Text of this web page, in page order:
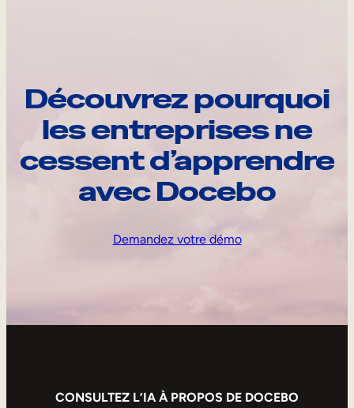
Découvrez pourquoi
les entreprises ne
cessent d’apprendre
avec Docebo
Demandez votre démo
CONSULTEZ L’IA À PROPOS DE DOCEBO